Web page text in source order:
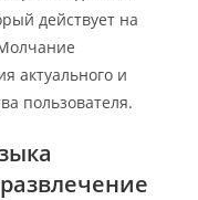
действует на
актуального и
пользователя.